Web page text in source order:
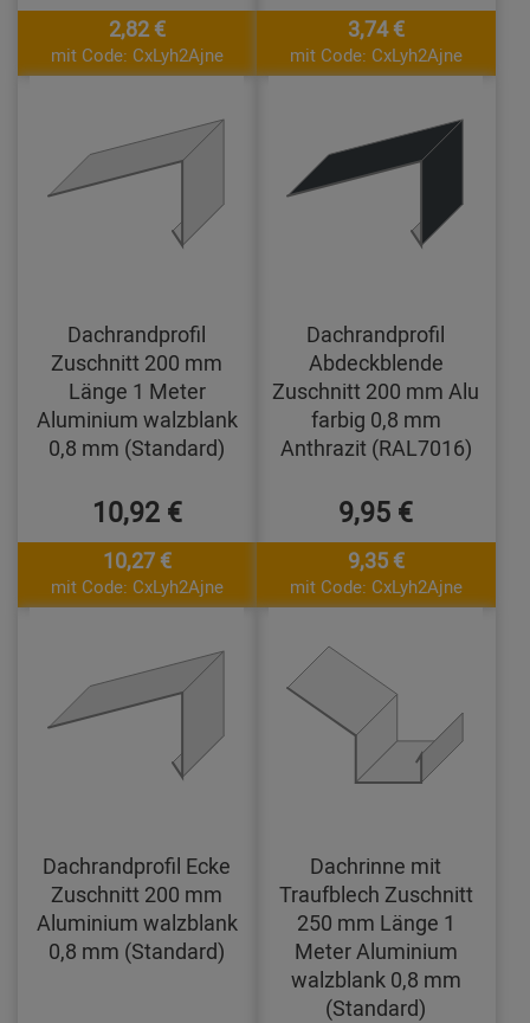
2,82 €
mit Code: CxLyh2Ajne
3,74 €
mit Code: CxLyh2Ajne
Dachrandprofil
Zuschnitt 200 mm
Länge 1 Meter
Aluminium walzblank
0,8 mm (Standard)
10,92 €
10,27 €
mit Code: CxLyh2Ajne
Dachrandprofil
Abdeckblende
Zuschnitt 200 mm Alu
farbig 0,8 mm
Anthrazit (RAL7016)
9,95 €
9,35 €
mit Code: CxLyh2Ajne
Dachrandprofil Ecke
Zuschnitt 200 mm
Aluminium walzblank
0,8 mm (Standard)
Dachrinne mit
Traufblech Zuschnitt
250 mm Länge 1
Meter Aluminium
walzblank 0,8 mm
(Standard)